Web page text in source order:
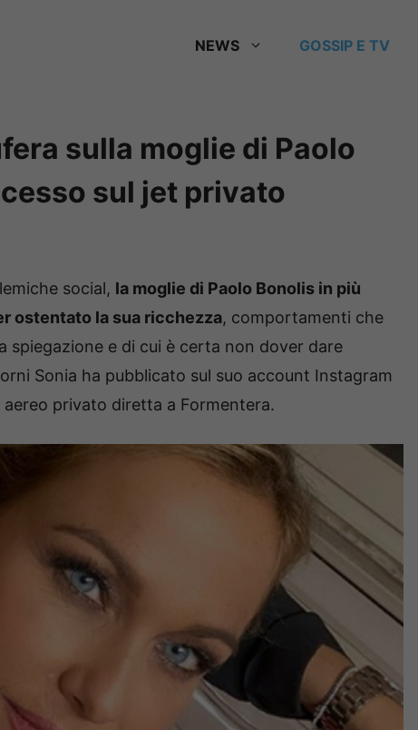
NEWS GOSSIP E TV
sulla moglie di Paolo
sul jet privato
social, la moglie di Paolo Bonolis in più
ostentato la sua ricchezza, comportamenti che
spiegazione e di cui è certa non dover dare
Sonia ha pubblicato sul suo account Instagram
privato diretta a Formentera.